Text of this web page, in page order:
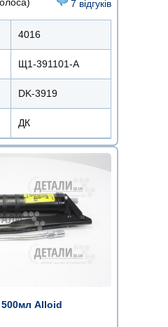
7 відгуків
4016
Щ1-391101-А
DK-3919
ДК
500мл Alloid